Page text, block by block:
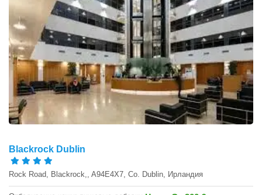
Blackrock Dublin
Rock Road, Blackrock,, A94E4X7, Co. Dublin, Ирландия